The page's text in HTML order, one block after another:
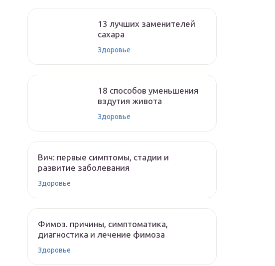
13 лучших заменителей
сахара
Здоровье
18 способов уменьшения
вздутия живота
Здоровье
Вич: первые симптомы, стадии и
развитие заболевания
Здоровье
Фимоз. причины, симптоматика,
диагностика и лечение фимоза
Здоровье